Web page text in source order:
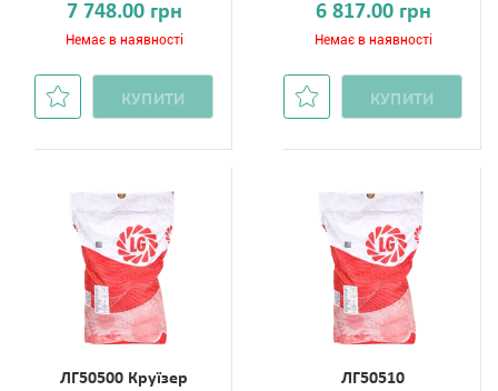
7 748.00 грн
Немає в наявності
КУПИТИ
6 817.00 грн
Немає в наявності
КУПИТИ
ЛГ50500 Круїзер ЛГ50510